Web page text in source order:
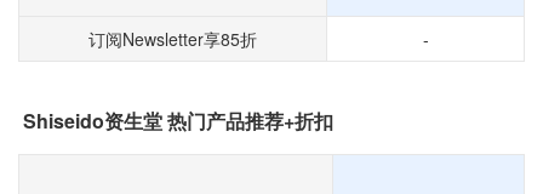
订阅Newsletter享85折 -
Shiseido资生堂 热门产品推荐+折扣